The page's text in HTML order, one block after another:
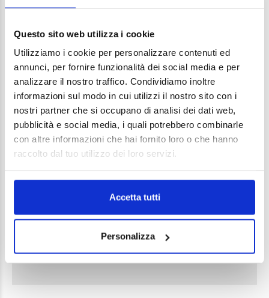
Questo sito web utilizza i cookie
Utilizziamo i cookie per personalizzare contenuti ed
annunci, per fornire funzionalità dei social media e per
analizzare il nostro traffico. Condividiamo inoltre
informazioni sul modo in cui utilizzi il nostro sito con i
nostri partner che si occupano di analisi dei dati web,
pubblicità e social media, i quali potrebbero combinarle
con altre informazioni che hai fornito loro o che hanno
raccolto dal tuo utilizzo dei loro servizi.
Accetta tutti
Personalizza
fields are marked *
Comment
Email *